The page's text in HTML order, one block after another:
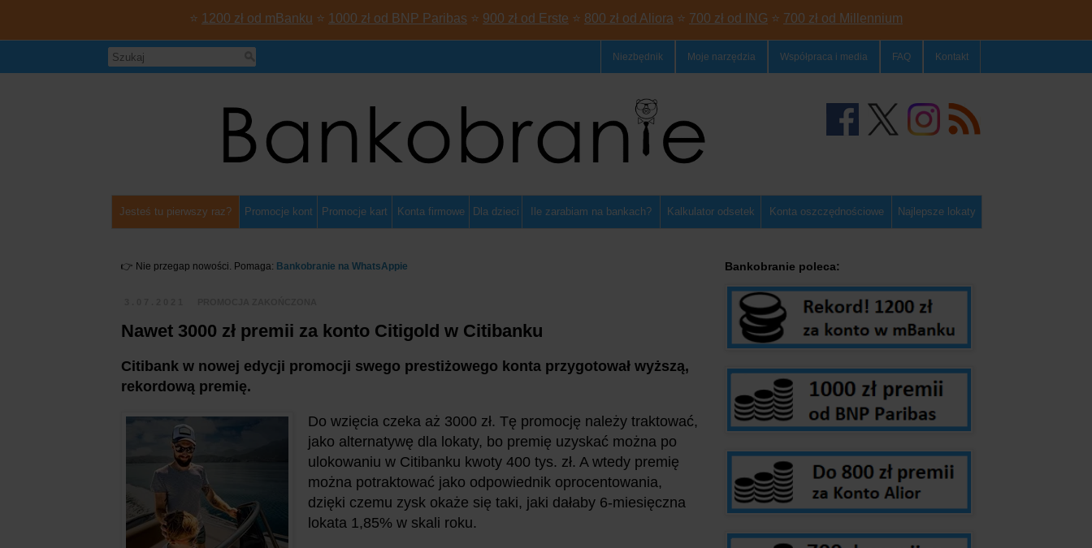
⭐ 1200 zł od mBanku ⭐ 1000 zł od BNP Paribas ⭐ 900 zł od Erste ⭐ 800 zł od Aliora ⭐ 700 zł od ING ⭐ 700 zł od Millennium
Niezbędnik Moje narzędzia Współpraca i media FAQ Kontakt
Jesteś tu pierwszy raz? Promocje kont Promocje kart Konta firmowe Dla dzieci Ile zarabiam na bankach? Kalkulator odsetek Konta oszczędnościowe Najlepsze lokaty
👉 Nie przegap nowości. Pomaga: Bankobranie na WhatsAppie
Nawet 3000 zł premii za konto Citigold w Citibanku
Citibank w nowej edycji promocji swego prestiżowego konta przygotował wyższą,
rekordową premię.
Do wzięcia czeka aż 3000 zł. Tę promocję należy traktować,
jako alternatywę dla lokaty, bo premię uzyskać można po
ulokowaniu w Citibanku kwoty 400 tys. zł. A wtedy premię
można potraktować jako odpowiednik oprocentowania,
dzięki czemu zysk okaże się taki, jaki dałaby 6-miesięczna
lokata 1,85% w skali roku.
Bankobranie poleca: